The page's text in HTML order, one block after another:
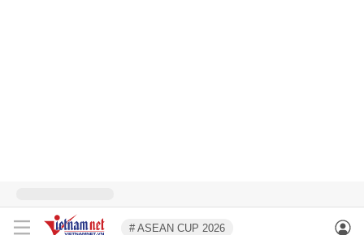
# ASEAN CUP 2026